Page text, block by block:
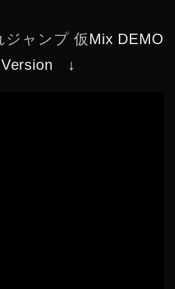
ジャンプ 仮Mix DEMO
Version ↓